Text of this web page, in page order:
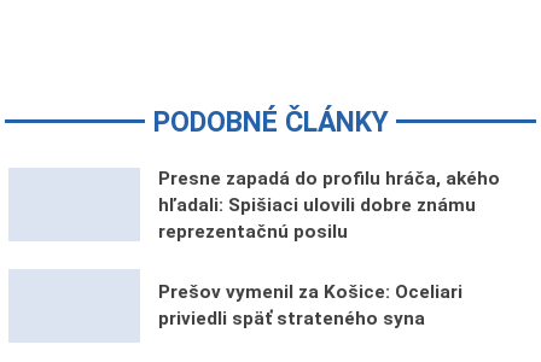
PODOBNÉ ČLÁNKY
Presne zapadá do profilu hráča, akého
hľadali: Spišiaci ulovili dobre známu
reprezentačnú posilu
Prešov vymenil za Košice: Oceliari
priviedli späť strateného syna